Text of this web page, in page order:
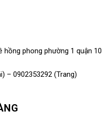
phong phường 1 quận 10
– 0902353292 (Trang)